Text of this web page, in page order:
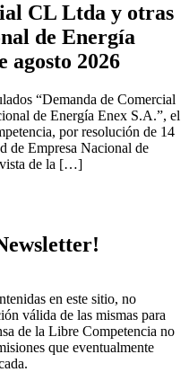
CL Ltda y otras
de Energía
agosto 2026
“Demanda de Comercial
de Energía Enex S.A.”, el
por resolución de 14
de Empresa Nacional de
vista de la […]
en este sitio, no
válida de las mismas para
de la Libre Competencia no
que eventualmente